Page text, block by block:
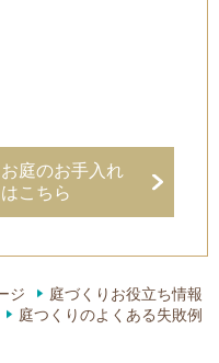
庭のお手入れ
こちら
ジ
庭づくりお役立ち情報
庭つくりのよくある失敗例